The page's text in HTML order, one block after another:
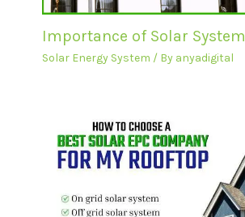
Importance of Solar System
Solar Energy System / By anyadigital